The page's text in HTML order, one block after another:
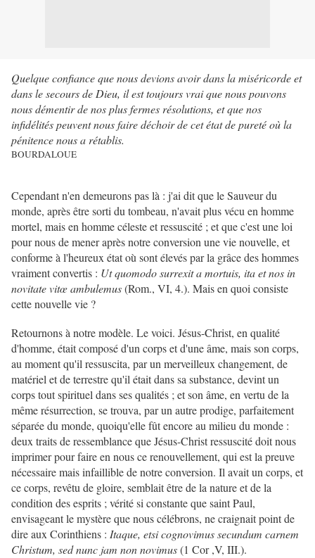
Quelque confiance que nous devions avoir dans la miséricorde et
dans le secours de Dieu, il est toujours vrai que nous pouvons
nous démentir de nos plus fermes résolutions, et que nos
infidélités peuvent nous faire déchoir de cet état de pureté où la
pénitence nous a rétablis.
BOURDALOUE
Cependant n'en demeurons pas là : j'ai dit que le Sauveur du
monde, après être sorti du tombeau, n'avait plus vécu en homme
mortel, mais en homme céleste et ressuscité ; et que c'est une loi
pour nous de mener après notre conversion une vie nouvelle, et
conforme à l'heureux état où sont élevés par la grâce des hommes
vraiment convertis : Ut quomodo surrexit a mortuis, ita et nos in
novitate vitœ ambulemus(Rom., VI, 4.). Mais en quoi consiste
cette nouvelle vie ?
Retournons à notre modèle. Le voici. Jésus-Christ, en qualité
d'homme, était composé d'un corps et d'une âme, mais son corps,
au moment qu'il ressuscita, par un merveilleux changement, de
matériel et de terrestre qu'il était dans sa substance, devint un
corps tout spirituel dans ses qualités ; et son âme, en vertu de la
même résurrection, se trouva, par un autre prodige, parfaitement
séparée du monde, quoiqu'elle fût encore au milieu du monde :
deux traits de ressemblance que Jésus-Christ ressuscité doit nous
imprimer pour faire en nous ce renouvellement, qui est la preuve
nécessaire mais infaillible de notre conversion. Il avait un corps, et
ce corps, revêtu de gloire, semblait être de la nature et de la
condition des esprits ; vérité si constante que saint Paul,
envisageant le mystère que nous célébrons, ne craignait point de
dire aux Corinthiens : Itaque, etsi cognovimus secundum carnem
Christum, sed nunc jam non novimus(1 Cor ,V, III.).